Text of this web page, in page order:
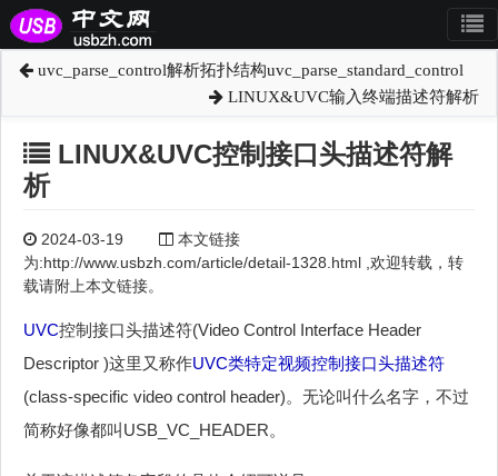
uvc_parse_control解析拓扑结构uvc_parse_standard_control
LINUX&UVC输入终端描述符解析
LINUX&UVC控制接口头描述符解
析
2024-03-19
本文链接
为:http://www.usbzh.com/article/detail-1328.html ,欢迎转载，转
载请附上本文链接。
UVC控制接口头描述符(Video Control Interface Header
Descriptor )这里又称作UVC类特定视频控制接口头描述符
(class-specific video control header)。无论叫什么名字，不过
简称好像都叫USB_VC_HEADER。